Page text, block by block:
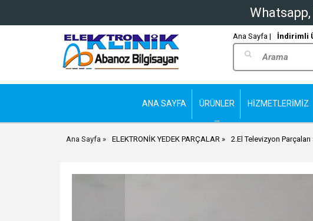
Ana Sayfa | İndirimli
ANA SAYFA ÜRÜNLER HİZMETLERİMİZ
Ana Sayfa ELEKTRONİK YEDEK PARÇALAR 2.El Televizyon Parçaları